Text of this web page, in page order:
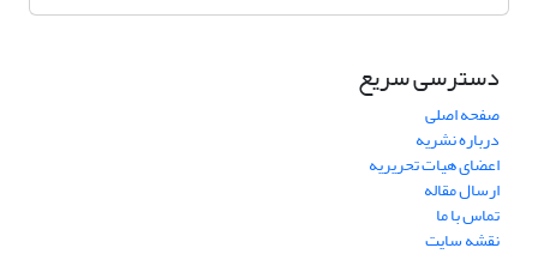
دسترسی سریع
صفحه اصلی
درباره نشریه
اعضای هیات تحریریه
ارسال مقاله
تماس با ما
نقشه سایت